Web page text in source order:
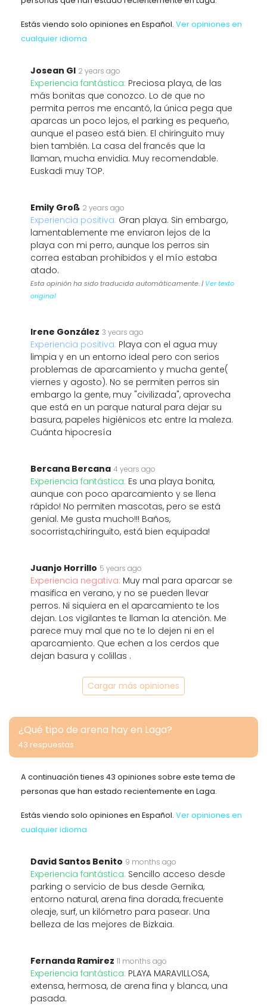
Estás viendo solo opiniones en Español. Ver opiniones en
cualquier idioma
Josean Gl 2 years ago
Experiencia fantástica: Preciosa playa, de las
más bonitas que conozco. Lo de que no
permita perros me encantó, la única pega que
aparcas un poco lejos, el parking es pequeño,
aunque el paseo está bien. El chiringuito muy
bien también. La casa del francés que la
llaman, mucha envidia. Muy recomendable.
Euskadi muy TOP.
Emily Groß 2 years ago
Experiencia positiva: Gran playa. Sin embargo,
lamentablemente me enviaron lejos de la
playa con mi perro, aunque los perros sin
correa estaban prohibidos y el mío estaba
atado.
Esta opinión ha sido traducida automáticamente. | Ver texto
original
Irene González 3 years ago
Experiencia positiva: Playa con el agua muy
limpia y en un entorno ideal pero con serios
problemas de aparcamiento y mucha gente(
viernes y agosto). No se permiten perros sin
embargo la gente, muy "civilizada", aprovecha
que está en un parque natural para dejar su
basura, papeles higiénicos etc entre la maleza.
Cuánta hipocresía
Bercana Bercana 4 years ago
Experiencia fantástica: Es una playa bonita,
aunque con poco aparcamiento y se llena
rápido! No permiten mascotas, pero se está
genial. Me gusta mucho!!! Baños,
socorrista,chiringuito, está bien equipada!
Juanjo Horrillo 5 years ago
Experiencia negativa: Muy mal para aparcar se
masifica en verano, y no se pueden llevar
perros. Ni siquiera en el aparcamiento te los
dejan. Los vigilantes te llaman la atención. Me
parece muy mal que no te lo dejen ni en el
aparcamiento. Que echen a los cerdos que
dejan basura y colillas .
Cargar más opiniones
¿Qué tipo de arena hay en Laga?
43 respuestas
A continuación tienes 43 opiniones sobre este tema de
personas que han estado recientemente en Laga.
Estás viendo solo opiniones en Español. Ver opiniones en
cualquier idioma
David Santos Benito 9 months ago
Experiencia fantástica: Sencillo acceso desde
parking o servicio de bus desde Gernika,
entorno natural, arena fina dorada, frecuente
oleaje, surf, un kilómetro para pasear. Una
belleza de las mejores de Bizkaia.
Fernanda Ramirez 11 months ago
Experiencia fantástica: PLAYA MARAVILLOSA,
extensa, hermosa, de arena fina y blanca, una
pasada.